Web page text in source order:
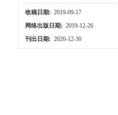
收稿日期: 2019-09-17
网络出版日期: 2019-12-26
刊出日期: 2020-12-30